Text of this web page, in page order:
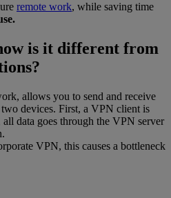
remote work, while saving time
is it different from
allows you to send and receive
devices. First, a VPN client is
all data goes through the VPN server
VPN, this causes a bottleneck